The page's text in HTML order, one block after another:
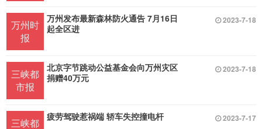
万州时
报
万州发布最新森林防火通告 7月16日
起全区进
2023-7-18
三峡都
市报
北京字节跳动公益基金会向万州灾区
捐赠40万元
2023-7-18
三峡都
疲劳驾驶惹祸端 轿车失控撞电杆 2023-7-17